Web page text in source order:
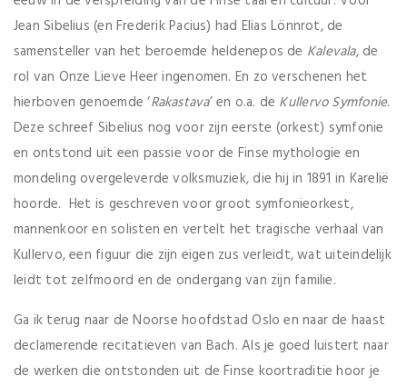
Jean Sibelius (en Frederik Pacius) had Elias Lönnrot, de
samensteller van het beroemde heldenepos de Kalevala, de
rol van Onze Lieve Heer ingenomen. En zo verschenen het
hierboven genoemde ‘Rakastava’ en o.a. de Kullervo Symfonie.
Deze schreef Sibelius nog voor zijn eerste (orkest) symfonie
en ontstond uit een passie voor de Finse mythologie en
mondeling overgeleverde volksmuziek, die hij in 1891 in Karelië
hoorde. Het is geschreven voor groot symfonieorkest,
mannenkoor en solisten en vertelt het tragische verhaal van
Kullervo, een figuur die zijn eigen zus verleidt, wat uiteindelijk
leidt tot zelfmoord en de ondergang van zijn familie.
Ga ik terug naar de Noorse hoofdstad Oslo en naar de haast
declamerende recitatieven van Bach. Als je goed luistert naar
de werken die ontstonden uit de Finse koortraditie hoor je